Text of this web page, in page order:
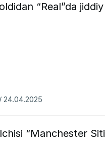
“Real”da
24.04.2025
“Manchester